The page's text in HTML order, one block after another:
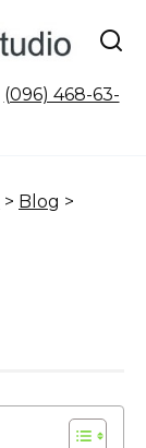
(096) 468-63-
> Blog >